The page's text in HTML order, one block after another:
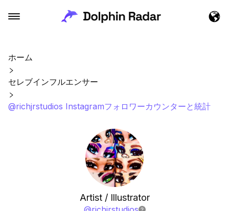
ホーム
セレブインフルエンサー
@richjrstudios Instagramフォロワーカウンターと統計
Artist / Illustrator